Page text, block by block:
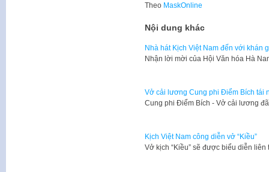
Theo MaskOnline
Nội dung khác
Nhà hát Kịch Việt Nam đến với khán
Nhận lời mời của Hội Văn hóa Hà
Vở cải lương Cung phi Điểm Bích tái
Cung phi Điểm Bích - Vở cải lương
Kịch Việt Nam công diễn vở “Kiều”
Vở kịch “Kiều” sẽ được biểu diễn